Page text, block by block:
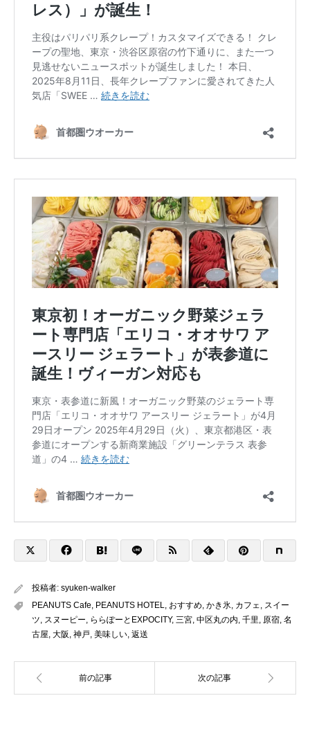
投稿者: syuken-walker
PEANUTS Cafe, PEANUTS HOTEL, おすすめ, かき氷, カフェ, スイー
ツ, スヌーピー, ららぽーとEXPOCITY, 三宮, 中区丸の内, 千里, 原宿, 名
古屋, 大阪 , 神戸, 美味しい, 返送